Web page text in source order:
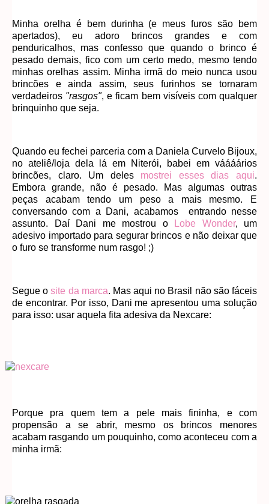
Minha orelha é bem durinha (e meus furos são bem
apertados), eu adoro brincos grandes e com
penduricalhos, mas confesso que quando o brinco é
pesado demais, fico com um certo medo, mesmo tendo
minhas orelhas assim. Minha irmã do meio nunca usou
brincões e ainda assim, seus furinhos se tornaram
verdadeiros "rasgos", e ficam bem visíveis com qualquer
brinquinho que seja.
Quando eu fechei parceria com a Daniela Curvelo Bijoux,
no ateliê/loja dela lá em Niterói, babei em váááários
brincões, claro. Um deles mostrei esses dias aqui.
Embora grande, não é pesado. Mas algumas outras
peças acabam tendo um peso a mais mesmo. E
conversando com a Dani, acabamos entrando nesse
assunto. Daí Dani me mostrou o
Lobe Wonder, um
adesivo importado para segurar brincos e não deixar que
o furo se transforme num rasgo! ;)
Segue osite da marca. Mas aqui no Brasil não são fáceis
de encontrar. Por isso, Dani me apresentou uma solução
para isso: usar aquela fita adesiva da Nexcare:
Porque pra quem tem a pele mais fininha, e com
propensão a se abrir, mesmo os brincos menores
acabam rasgando um pouquinho, como aconteceu com a
minha irmã: